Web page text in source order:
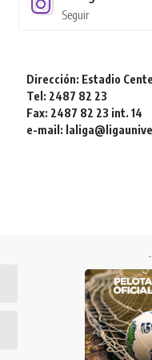
Seguir
Dirección: Estadio
Tel: 2487 82 23
Fax: 2487 82 23 int. 14
e-mail: